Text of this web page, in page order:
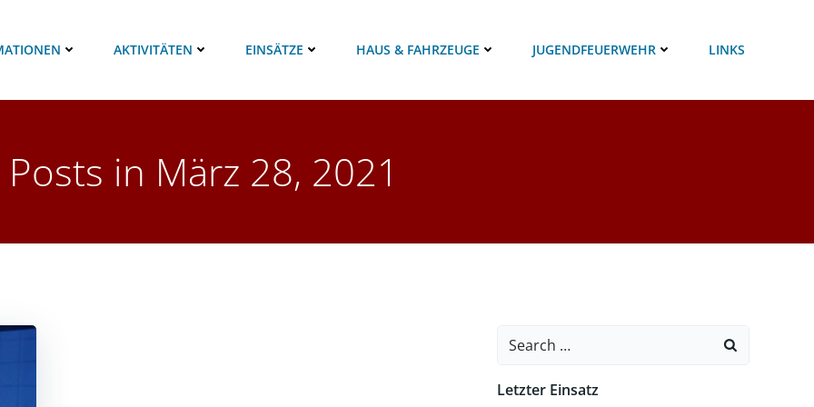
AKTIVITÄTEN EINSÄTZE HAUS & FAHRZEUGE JUGENDFEUERWEHR LINKS
Posts in März 28, 2021
Search
Letzter Einsatz